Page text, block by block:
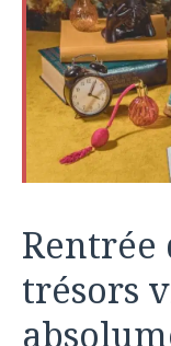
Rentrée
trésors